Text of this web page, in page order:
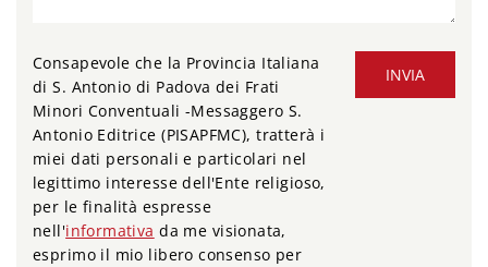
INVIA
Consapevole che la Provincia Italiana
di S. Antonio di Padova dei Frati
Minori Conventuali -Messaggero S.
Antonio Editrice (PISAPFMC), tratterà i
miei dati personali e particolari nel
legittimo interesse dell'Ente religioso,
per le finalità espresse
nell'informativa da me visionata,
esprimo il mio libero consenso per